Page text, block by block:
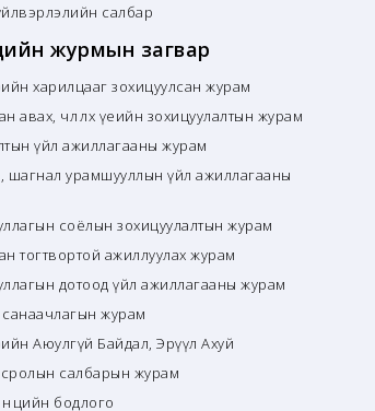
салбар
журмын загвар
харилцааг зохицуулсан журам
авах, чөлөөлөх үеийн зохицуулалтын журам
үйл ажиллагааны журам
шагнал урамшууллын үйл ажиллагааны
соёлын зохицуулалтын журам
тогтвортой ажиллуулах журам
дотоод үйл ажиллагааны журам
журам
Аюулгүй Байдал, Эрүүл Ахуй
салбарын журам
бодлого